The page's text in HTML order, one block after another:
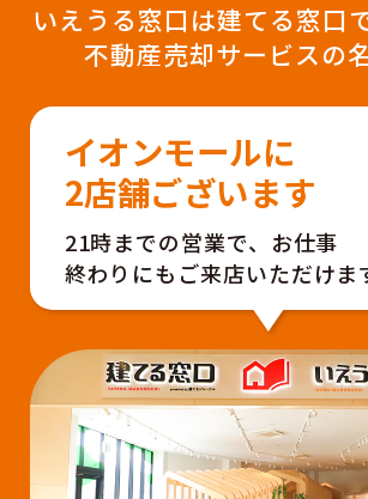
いえうる窓口は建てる窓口
不動産売却サービスの
イオンモールに
2店舗ございます
21時までの営業で、お仕事
終わりにもご来店いただけま